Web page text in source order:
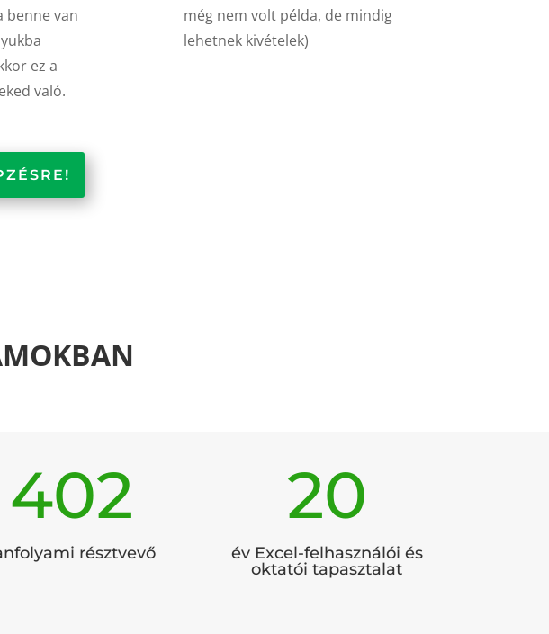
benne van
ez a
való.
még nem volt példa, de mindig
lehetnek kivételek)
402
résztvevő
20
év Excel-felhasználói és
oktatói tapasztalat